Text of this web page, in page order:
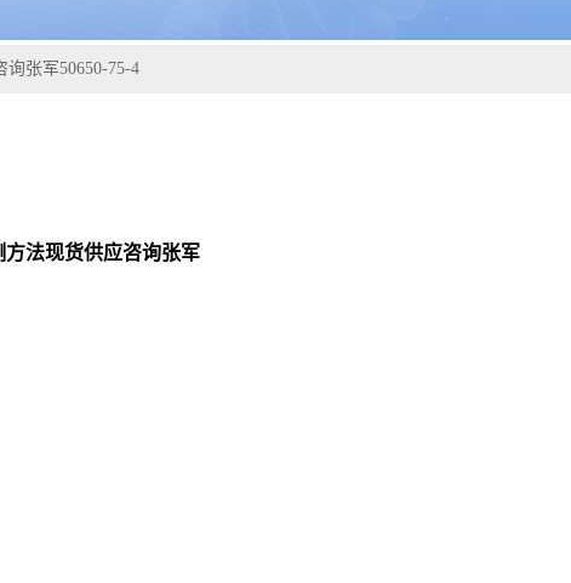
张军50650-75-4
方法现货供应咨询张军